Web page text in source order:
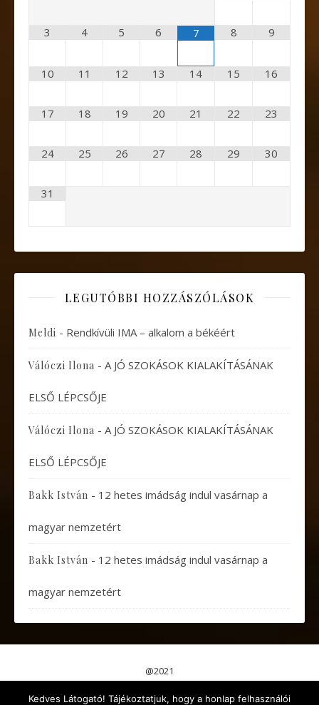
3 4 5 6 7 8 9
10 11 12 13 14 15 16
17 18 19 20 21 22 23
24 25 26 27 28 29 30
31
LEGUTÓBBI HOZZÁSZÓLÁSOK
Meldi - Rendkívüli IMA – alkalom a békéért
Válóczi Ilona - A JÓ SZOKÁSOK KIALAKÍTÁSÁNAK
ELSŐ LÉPCSŐJE
Válóczi Ilona - A JÓ SZOKÁSOK KIALAKÍTÁSÁNAK
ELSŐ LÉPCSŐJE
Bakk István - 12 hetes imádság indul vasárnap a
magyar nemzetért
Bakk István - 12 hetes imádság indul vasárnap a
magyar nemzetért
@2021
Kedves Látogató! Tájékoztatjuk, hogy a honlap felhasználói